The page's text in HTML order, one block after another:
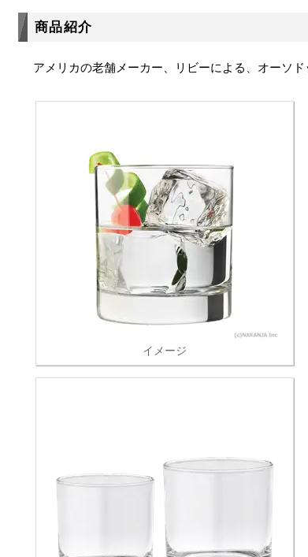
商品紹介
アメリカの老舗メーカー、リビーによる、オーソド
イメージ